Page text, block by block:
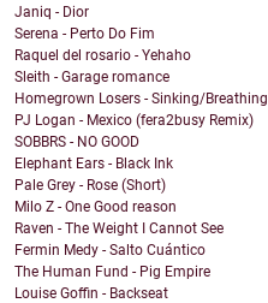
Janiq - Dior
Serena - Perto Do Fim
Raquel del rosario - Yehaho
Sleith - Garage romance
Homegrown Losers - Sinking/Breathing
PJ Logan - Mexico (fera2busy Remix)
SOBBRS - NO GOOD
Elephant Ears - Black Ink
Pale Grey - Rose (Short)
Milo Z - One Good reason
Raven - The Weight I Cannot See
Fermin Medy - Salto Cuántico
The Human Fund - Pig Empire
Louise Goffin - Backseat